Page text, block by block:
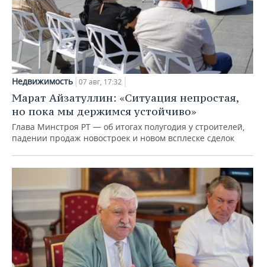
Недвижимость 07 авг, 17:32
Марат Айзатуллин: «Ситуация непростая,
но пока мы держимся устойчиво»
Глава Минстроя РТ — об итогах полугодия у строителей,
падении продаж новостроек и новом всплеске сделок